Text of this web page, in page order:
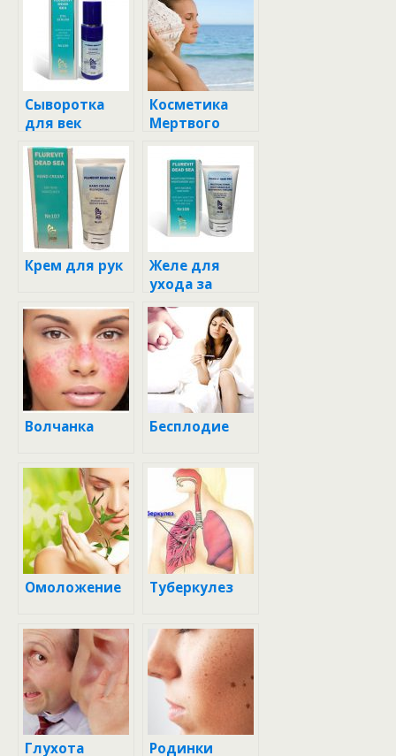
Сыворотка
для век
Косметика
Мертвого
моря
Крем для рук
Желе для
ухода за
кожей
Волчанка Бесплодие
Омоложение Туберкулез
Глухота Родинки